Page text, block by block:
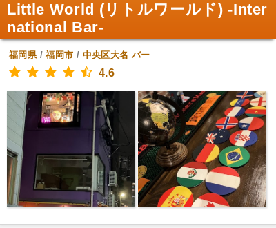
Little World (リトルワールド) -Inter
national Bar-
福岡県/福岡市 / 中央区大名 バー
4.6